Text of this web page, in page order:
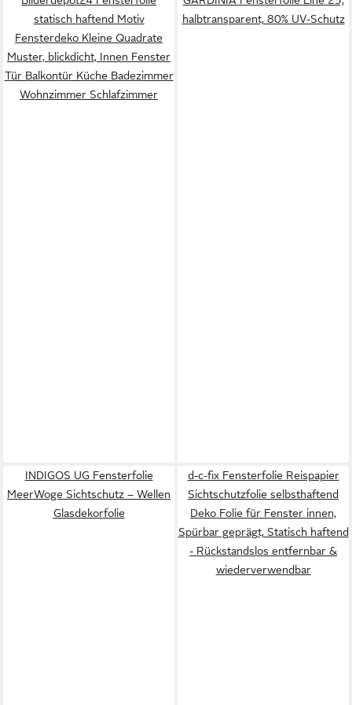
statisch haftend Motiv
Fensterdeko Kleine Quadrate
Muster, blickdicht, Innen Fenster
Tür Balkontür Küche Badezimmer
Wohnzimmer Schlafzimmer
halbtransparent, 80% UV-Schutz
INDIGOS UG Fensterfolie
MeerWoge Sichtschutz – Wellen
Glasdekorfolie
d-c-fix Fensterfolie Reispapier
Sichtschutzfolie selbsthaftend
Deko Folie für Fenster innen,
Spürbar geprägt, Statisch haftend
- Rückstandslos entfernbar &
wiederverwendbar